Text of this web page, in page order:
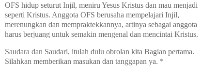
OFS hidup seturut Injil, meniru Yesus Kristus dan mau menjadi
seperti Kristus. Anggota OFS berusaha mempelajari Injil,
merenungkan dan mempraktekkannya, artinya sebagai anggota
harus berjuang untuk semakin mengenal dan mencintai Kristus.
Saudara dan Saudari, itulah dulu obrolan kita Bagian pertama.
Silahkan memberikan masukan dan tanggapan ya. *